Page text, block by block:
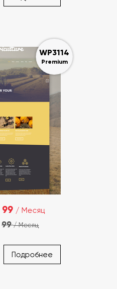
WP3114
Premium
99 / Месяц
99/ Месяц
Подробнее